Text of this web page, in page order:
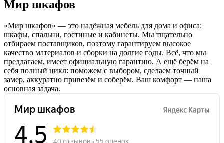
Мир шкафов
«Мир шкафов» — это надёжная мебель для дома и офиса:
шкафы, спальни, гостиные и кабинеты. Мы тщательно
отбираем поставщиков, поэтому гарантируем высокое
качество материалов и сборки на долгие годы. Всё, что мы
предлагаем, имеет официальную гарантию. А ещё берём на
себя полный цикл: поможем с выбором, сделаем точный
замер, аккуратно привезём и соберём. Ваш комфорт — наша
основная задача.